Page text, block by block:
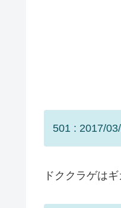
501 : 2017/
ドククラゲは